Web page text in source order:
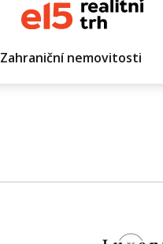
Zahraniční nemovitosti